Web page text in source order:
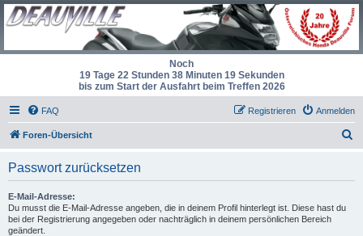
Noch
19 Tage 22 Stunden 38 Minuten 19 Sekunden
bis zum Start der Ausfahrt beim Treffen 2026
FAQ Anmelden
Registrieren
Foren-Übersicht
Passwort zurücksetzen
E-Mail-Adresse:
Du musst die E-Mail-Adresse angeben, die in deinem Profil hinterlegt ist. Diese hast du
bei der Registrierung angegeben oder nachträglich in deinem persönlichen Bereich
geändert.